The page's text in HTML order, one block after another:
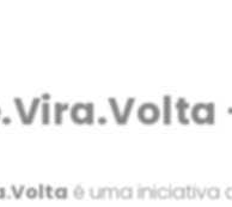
é uma iniciativa